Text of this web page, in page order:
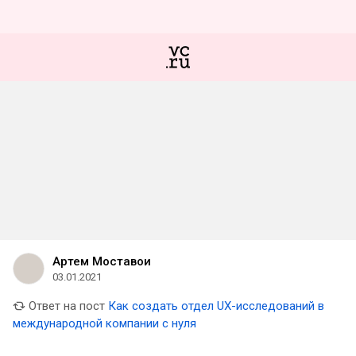
Артем Моставои
03.01.2021
Ответ на пост Как создать отдел UX-исследований в
международной компании с нуля